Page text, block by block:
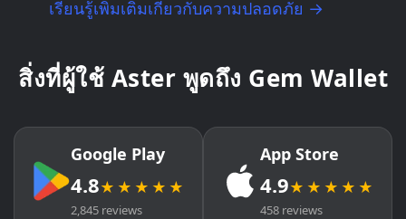
เรียนรู้เพิ่มเติมเกี่ยวกับความปลอดภัย →
สิ่งที่ผู้ใช้ Aster พูดถึง Gem Wallet
Google Play
4.8★★★★★
2,845 reviews
App Store
4.9★★★★★
458 reviews